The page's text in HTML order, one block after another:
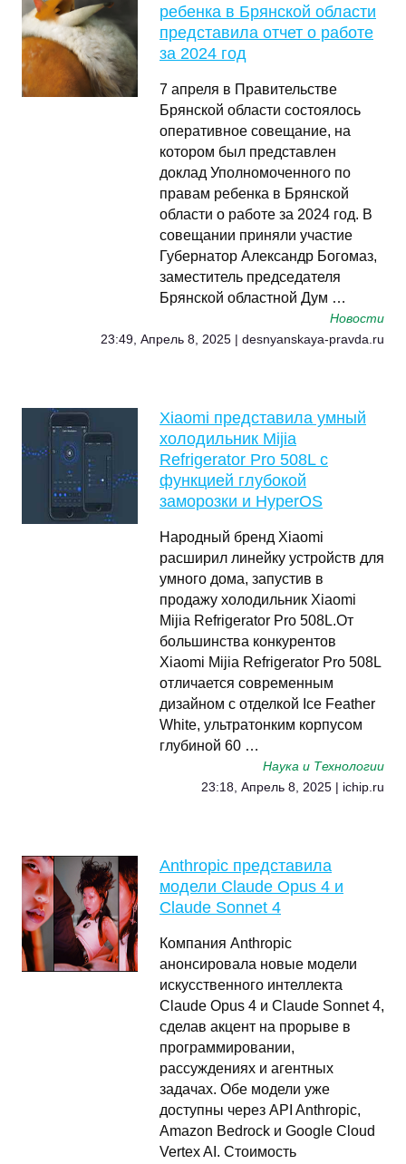
ребенка в Брянской области
представила отчет о работе
за 2024 год
7 апреля в Правительстве
Брянской области состоялось
оперативное совещание, на
котором был представлен
доклад Уполномоченного по
правам ребенка в Брянской
области о работе за 2024 год. В
совещании приняли участие
Губернатор Александр Богомаз,
заместитель председателя
Брянской областной Дум …
Новости
23:49, Апрель 8, 2025 | desnyanskaya-pravda.ru
Xiaomi представила умный
холодильник Mijia
Refrigerator Pro 508L с
функцией глубокой
заморозки и HyperOS
Народный бренд Xiaomi
расширил линейку устройств для
умного дома, запустив в
продажу холодильник Xiaomi
Mijia Refrigerator Pro 508L.От
большинства конкурентов
Xiaomi Mijia Refrigerator Pro 508L
отличается современным
дизайном с отделкой Ice Feather
White, ультратонким корпусом
глубиной 60 …
Наука и Технологии
23:18, Апрель 8, 2025 | ichip.ru
Anthropic представила
модели Claude Opus 4 и
Claude Sonnet 4
Компания Anthropic
анонсировала новые модели
искусственного интеллекта
Claude Opus 4 и Claude Sonnet 4,
сделав акцент на прорыве в
программировании,
рассуждениях и агентных
задачах. Обе модели уже
доступны через API Anthropic,
Amazon Bedrock и Google Cloud
Vertex AI. Стоимость